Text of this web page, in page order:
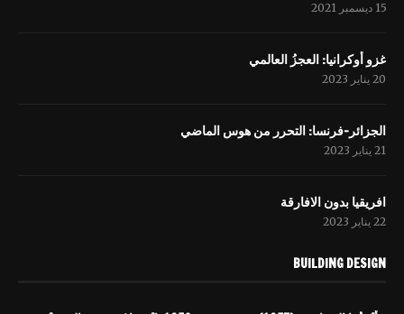
15 ديسمبر 2021
غزو أوكرانيا: العجزُ العالمي
20 يناير 2023
الجزائر-فرنسا: التحرر من هوس الماضي
21 يناير 2023
افریقيا بدون الافارقة
22 يناير 2023
BUILDING DESIGN